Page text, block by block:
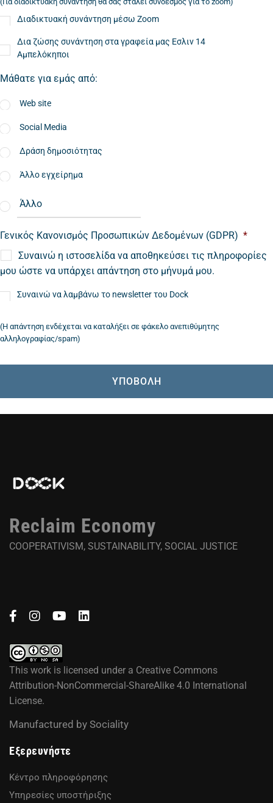
Διαδικτυακή συνάντηση μέσω Zoom
Δια ζώσης συνάντηση στα γραφεία μας Εσλιν 14
Αμπελόκηποι
Μάθατε για εμάς από:
Web site
Social Media
Δράση δημοσιότητας
Άλλο εγχείρημα
Γενικός Κανονισμός Προσωπικών Δεδομένων (GDPR) *
Συναινώ η ιστοσελίδα να αποθηκεύσει τις πληροφορίες
μου ώστε να υπάρχει απάντηση στο μήνυμά μου.
Συναινώ να λαμβάνω το newsletter του Dock
(Η απάντηση ενδέχεται να καταλήξει σε φάκελο ανεπιθύμητης
αλληλογραφίας/spam)
Reclaim Economy
COOPERATIVISM, SUSTAINABILITY, SOCIAL JUSTICE
This work is licensed under a Creative Commons
Attribution-NonCommercial-ShareAlike 4.0 International
License.
Manufactured by Sociality
Εξερευνήστε
Κέντρο πληροφόρησης
Υπηρεσίες υποστήριξης